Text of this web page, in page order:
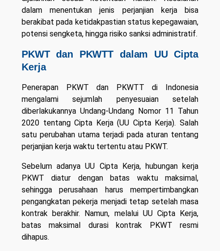
dalam menentukan jenis perjanjian kerja bisa
berakibat pada ketidakpastian status kepegawaian,
potensi sengketa, hingga risiko sanksi administratif.
PKWT dan PKWTT dalam UU Cipta
Kerja
Penerapan PKWT dan PKWTT di Indonesia
mengalami sejumlah penyesuaian setelah
diberlakukannya Undang-Undang Nomor 11 Tahun
2020 tentang Cipta Kerja (UU Cipta Kerja). Salah
satu perubahan utama terjadi pada aturan tentang
perjanjian kerja waktu tertentu atau PKWT.
Sebelum adanya UU Cipta Kerja, hubungan kerja
PKWT diatur dengan batas waktu maksimal,
sehingga perusahaan harus mempertimbangkan
pengangkatan pekerja menjadi tetap setelah masa
kontrak berakhir. Namun, melalui UU Cipta Kerja,
batas maksimal durasi kontrak PKWT resmi
dihapus.